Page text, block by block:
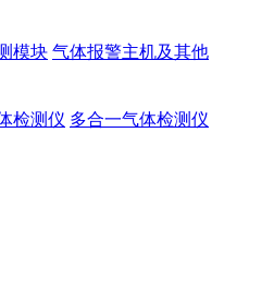
模块 气体报警主机及其他
检测仪 多合一气体检测仪